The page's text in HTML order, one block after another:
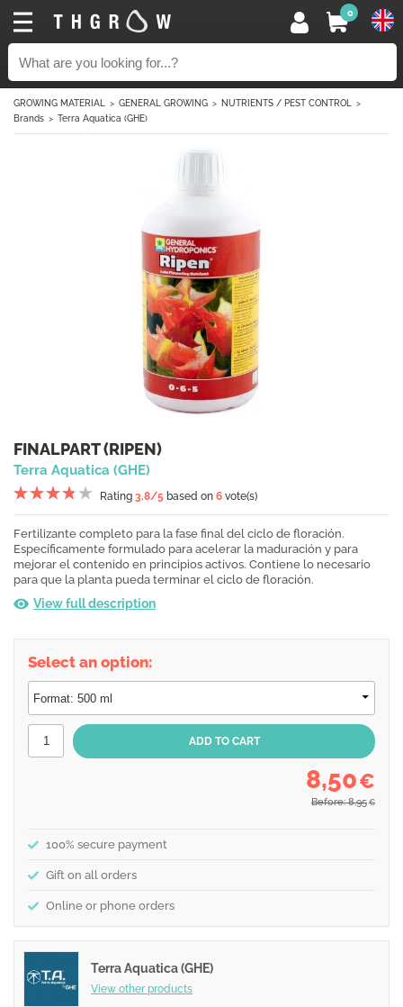
0
GROWING MATERIAL GENERAL GROWING
NUTRIENTS / PEST CONTROL
Brands
Terra Aquatica (GHE)
FINALPART (RIPEN)
Terra Aquatica (GHE)
Rating 3.8/5 based on 6 vote(s)
Fertilizante completo para la fase final del ciclo de floración.
Específicamente formulado para acelerar la maduración y para
mejorar el contenido en principios activos. Contiene lo necesario
para que la planta pueda terminar el ciclo de floración.
View full description
Select an option:
8,50€
Before: 8,95 €
100% secure payment
Gift on all orders
Online or phone orders
Terra Aquatica (GHE)
View other products